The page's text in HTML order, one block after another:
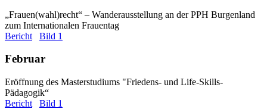
„Frauen(wahl)recht“ – Wanderausstellung an der PPH Burgenland
zum Internationalen Frauentag
Bericht
Bild 1
Februar
Eröffnung des Masterstudiums "Friedens- und Life-Skills-
Pädagogik“
Bericht
Bild 1